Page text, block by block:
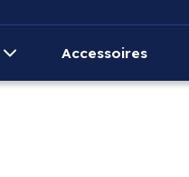
Accessoires